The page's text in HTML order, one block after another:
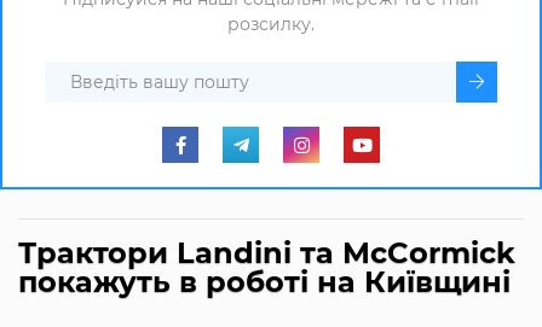
розсилку.
Трактори Landini та McCormick
покажуть в роботі на Київщині